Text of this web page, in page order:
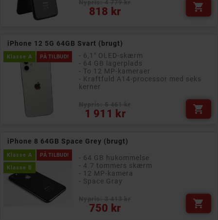
818 kr
Pris 
iPhone 12 5G 64GB Svart (brugt)
PÅ TILBUD!
Klasse A
- 6,1" OLED-skærm
- 64 GB lagerplads
- To 12 MP-kameraer
- Kraftfuld A14-processor med seks
kerner
1 911 kr
Pris 
iPhone 8 64GB Space Grey (brugt)
PÅ TILBUD!
Klasse A
Klasse B
- 64 GB hukommelse
- 4.7 tommers skærm
- 12 MP-kamera
- Space Gray
750 kr
Pris 